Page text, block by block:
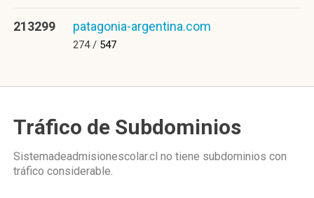
213299 patagonia-argentina.com
274 / 547
Tráfico de Subdominios
Sistemadeadmisionescolar.cl no tiene subdominios con
tráfico considerable.